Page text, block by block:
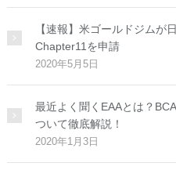
【速報】米ゴールドジムが
Chapter11を申請
2020年5月5日
最近よく聞くEAAとは？
ついて徹底解説！
2020年1月3日